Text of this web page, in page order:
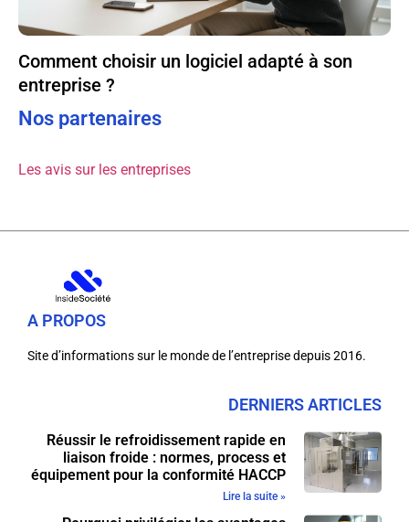
Comment choisir un logiciel adapté à son
entreprise ?
Nos partenaires
Les avis sur les entreprises
A PROPOS
Site d’informations sur le monde de l’entreprise depuis 2016.
DERNIERS ARTICLES
Réussir le refroidissement rapide en
liaison froide : normes, process et
équipement pour la conformité HACCP
Lire la suite »